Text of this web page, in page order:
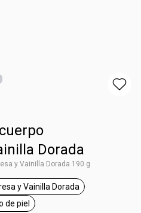
Dorada
y Vainilla Dorada 190 g
floral etiqueta Fresa y Vainilla
y Vainilla Dorada
etiqueta todo tipo de piel
de piel